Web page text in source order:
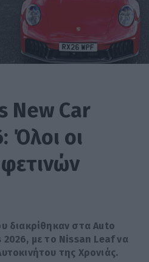
New Car
Όλοι οι
διακρίθηκαν στα Auto
με το Nissan Leaf να
της Χρονιάς.